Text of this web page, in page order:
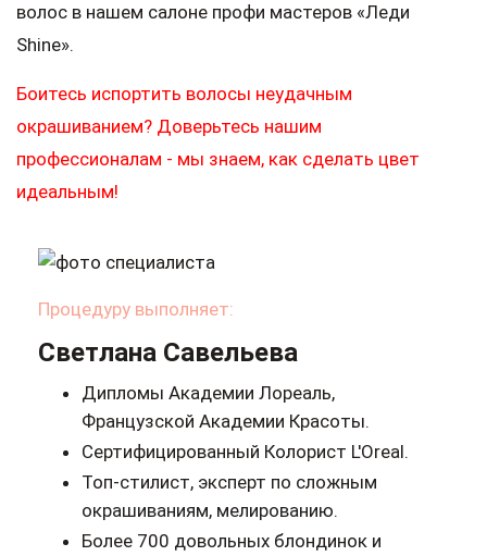
волос в нашем салоне профи мастеров «Леди
Shine».
Боитесь испортить волосы неудачным
окрашиванием? Доверьтесь нашим
профессионалам - мы знаем, как сделать цвет
идеальным!
Процедуру выполняет:
Светлана Савельева
Дипломы Академии Лореаль,
Французской Академии Красоты.
Сертифицированный Колорист L'Oreal.
Топ-стилист, эксперт по сложным
окрашиваниям, мелированию.
Более 700 довольных блондинок и